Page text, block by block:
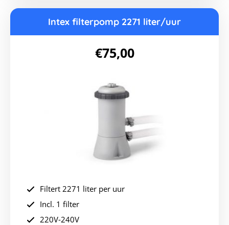
Intex filterpomp 2271 liter/uur
€75,00
Filtert 2271 liter per uur
Incl. 1 filter
220V-240V